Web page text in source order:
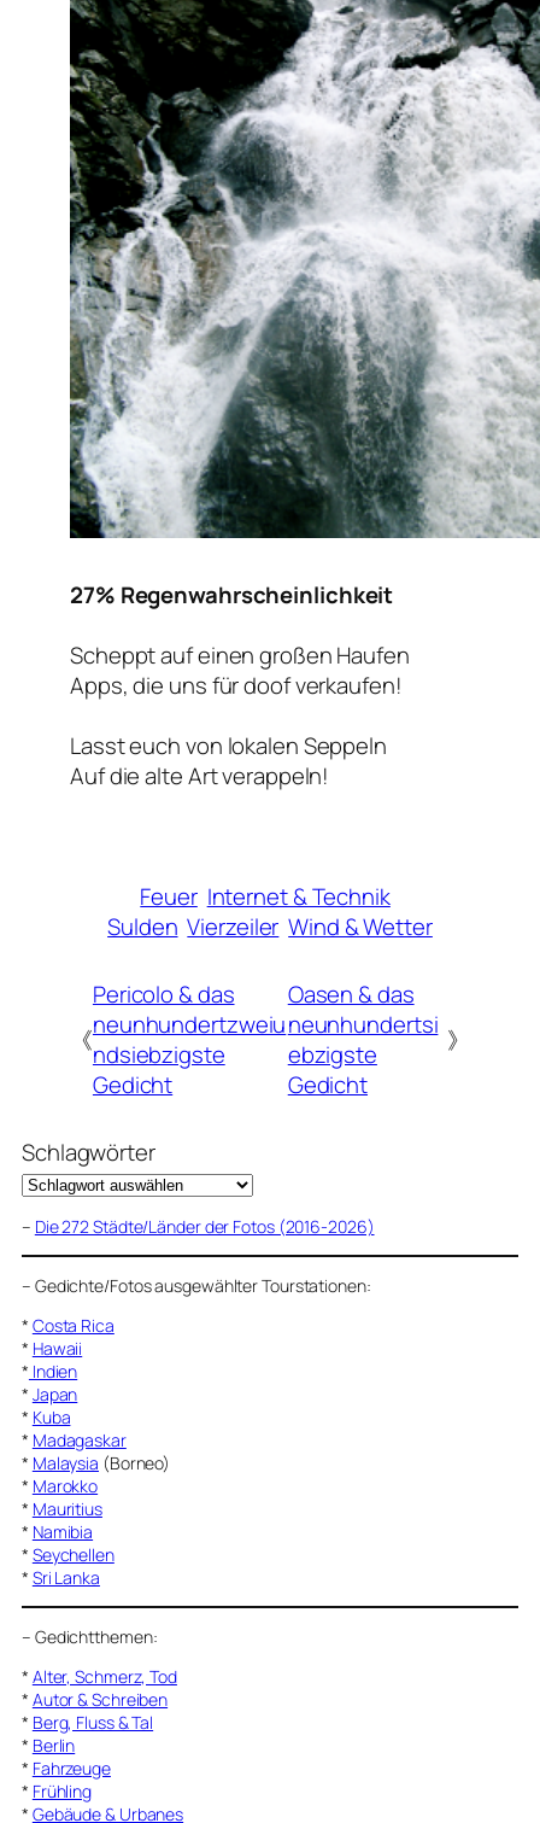
27% Regenwahrscheinlichkeit
Scheppt auf einen großen Haufen
Apps, die uns für doof verkaufen!
Lasst euch von lokalen Seppeln
Auf die alte Art verappeln!
Feuer Internet & Technik
Sulden Vierzeiler Wind & Wetter
《
Pericolo & das
neunhundertzweiu
ndsiebzigste
Gedicht
Oasen & das
neunhundertsi
ebzigste
Gedicht
》
Schlagwörter
– Die 272 Städte/Länder der Fotos (2016-2026)
– Gedichte/Fotos ausgewählter Tourstationen:
* Costa Rica
* Hawaii
* Indien
* Japan
* Kuba
* Madagaskar
* Malaysia (Borneo)
* Marokko
* Mauritius
* Namibia
* Seychellen
* Sri Lanka
– Gedichtthemen:
* Alter, Schmerz, Tod
* Autor & Schreiben
* Berg, Fluss & Tal
* Berlin
* Fahrzeuge
* Frühling
* Gebäude & Urbanes